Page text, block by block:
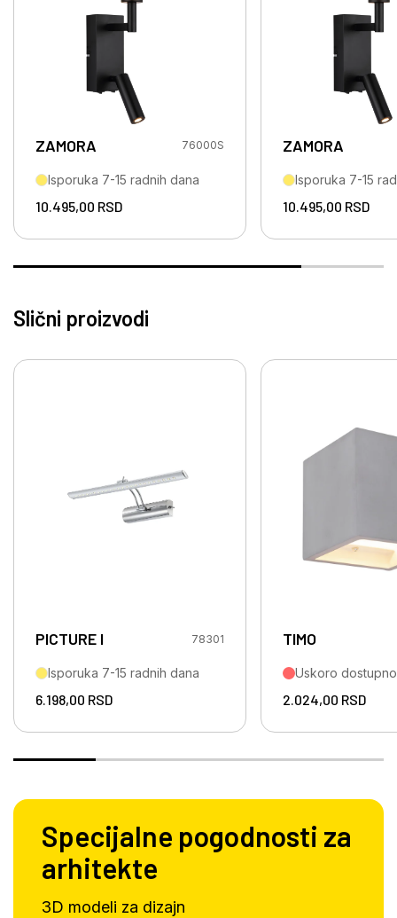
ZAMORA 76000S
Isporuka 7-15 radnih dana
10.495,00 RSD
ZAMORA
Isporuka 7-15
10.495,00 RSD
Slični proizvodi
PICTURE I 78301
Isporuka 7-15 radnih dana
6.198,00 RSD
TIMO
Uskoro dostupno
2.024,00 RSD
Specijalne pogodnosti za
arhitekte
3D modeli za dizajn